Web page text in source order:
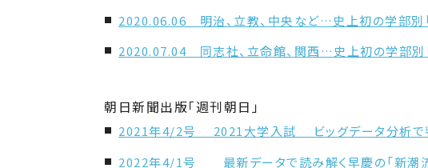
2020.06.06 明治、立教、中央など…史上初の学部別「
2020.07.04 同志社、立命館、関西…史上初の学部別「
朝日新聞出版「週刊朝日」
2021年4/2号 2021大学入試 ビッグデータ分析で
2022年4/1号 最新データで読み解く早慶の「新潮流